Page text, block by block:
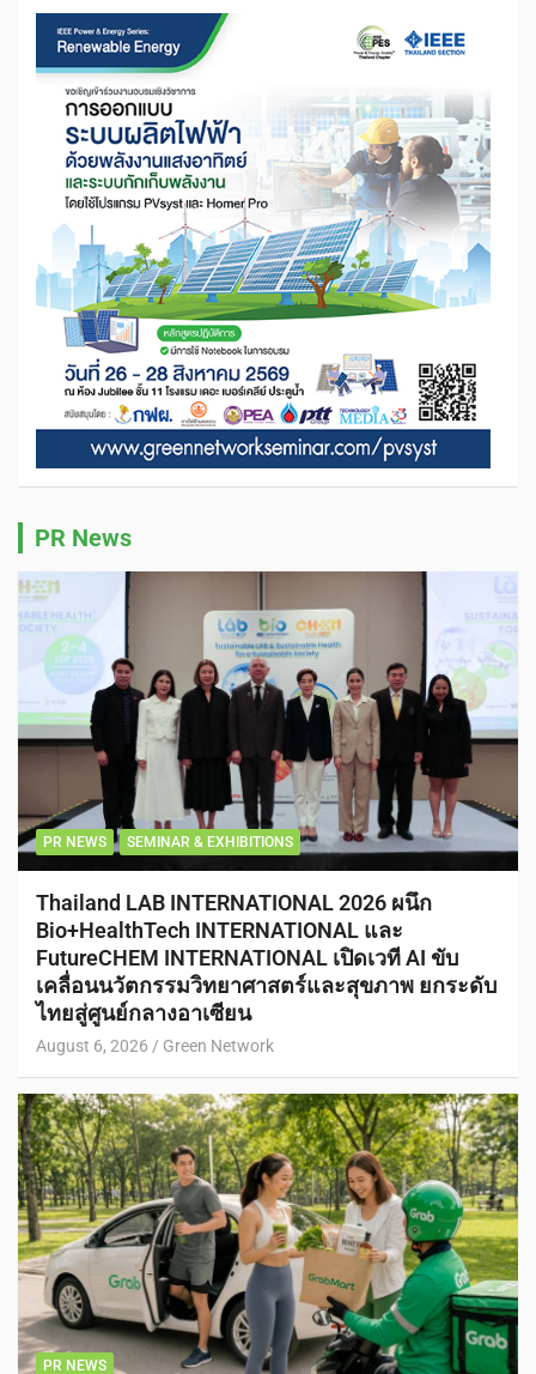
PR News
PR NEWS SEMINAR & EXHIBITIONS
Thailand LAB INTERNATIONAL 2026 ผนึก
Bio+HealthTech INTERNATIONAL และ
FutureCHEM INTERNATIONAL เปิดเวที AI ขับ
เคลื่อนนวัตกรรมวิทยาศาสตร์และสุขภาพ ยกระดับ
ไทยสู่ศูนย์กลางอาเซียน
August 6, 2026 Green Network
PR NEWS